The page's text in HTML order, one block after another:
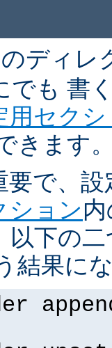
のディレ
でも 書
用セク
きます
要で、
ション
以下の
結果に